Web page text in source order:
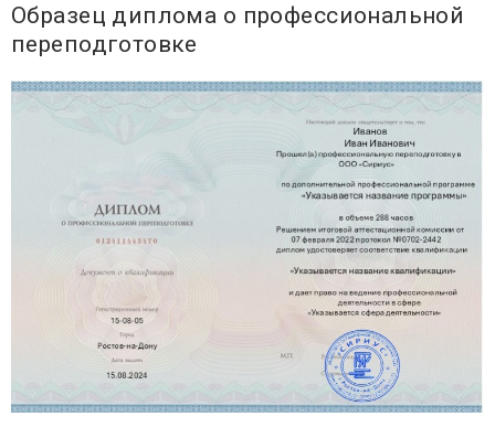
Образец диплома о профессиональной
переподготовке